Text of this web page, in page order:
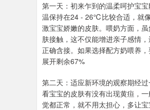
第一天：初来乍到的温柔呵护宝
温保持在24 - 26℃比较合适，就
激宝宝娇嫩的皮肤。喂奶方面，
肤接触，这不仅能增进亲子感情
正确含接。如果选择配方奶喂养
展开剩余67%
第二天：适应新环境的观察期经
看宝宝的皮肤有没有出现黄疸，
觉都正常，就不用太担心，多让